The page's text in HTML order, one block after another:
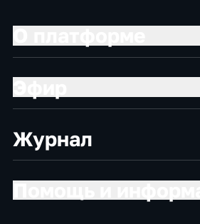
Журнал